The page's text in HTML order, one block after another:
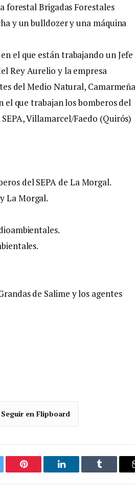
forestal Brigadas Forestales
y un bulldozer y una máquina
el que están trabajando un Jefe
Rey Aurelio y la empresa
del Medio Natural, Camarmeña
el que trabajan los bomberos del
Villamarcel/Faedo (Quirós)
del SEPA de La Morgal.
La Morgal.
de Salime y los agentes
Seguir en Flipboard
Pinterest LinkedIn Tumblr